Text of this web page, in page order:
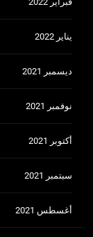
يناير 2022
ديسمبر 2021
نوفمبر 2021
أكتوبر 2021
سبتمبر 2021
أغسطس 2021